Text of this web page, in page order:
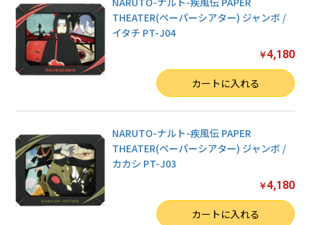
THEATER(ペーパーシアター) ジャンボ /
イタチ PT-J04
￥4,180
カートに入れる
NARUTO-ナルト-疾風伝 PAPER
THEATER(ペーパーシアター) ジャンボ /
カカシ PT-J03
￥4,180
カートに入れる